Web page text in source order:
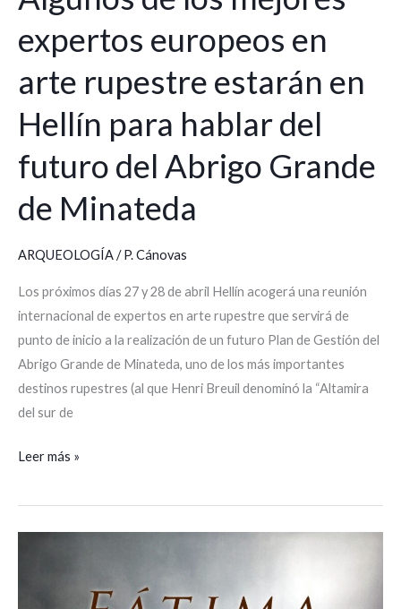
expertos europeos en
arte rupestre estarán en
Hellín para hablar del
futuro del Abrigo Grande
de Minateda
ARQUEOLOGÍA/P. Cánovas
Los próximos días 27 y 28 de abril Hellín acogerá una reunión
internacional de expertos en arte rupestre que servirá de
punto de inicio a la realización de un futuro Plan de Gestión del
Abrigo Grande de Minateda, uno de los más importantes
destinos rupestres (al que Henri Breuil denominó la “Altamira
del sur de
Leer más »